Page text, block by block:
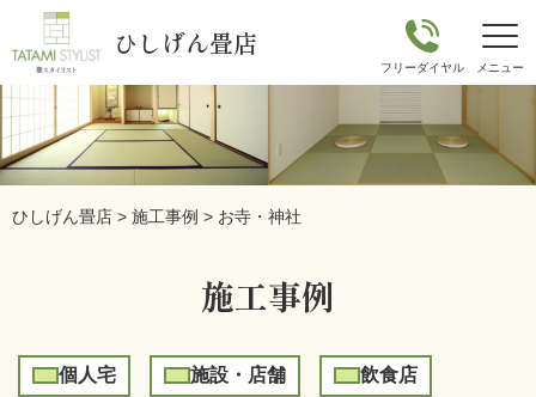
ひしげん畳店
ひしげん畳店 > 施工事例 > お寺・神社
施工事例
個人宅 施設・店舗 飲食店